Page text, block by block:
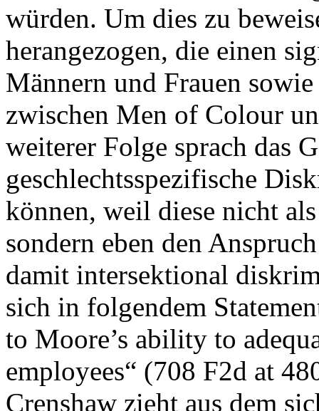
würden. Um dies zu
herangezogen, die einen
Männern und Frauen
zwischen Men of Colour
weiterer Folge sprach das
geschlechtsspezifische
können, weil diese nicht
sondern eben den
damit intersektional
sich in folgendem
to Moore’s ability to
employees“ (708 F2d at
Crenshaw zieht aus dem